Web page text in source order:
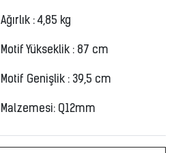
Ağırlık : 4,85 kg
Motif Yükseklik : 87 cm
Motif Genişlik : 39,5 cm
Malzemesi: Q12mm